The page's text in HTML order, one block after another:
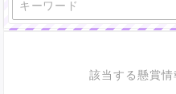
該当する懸賞情